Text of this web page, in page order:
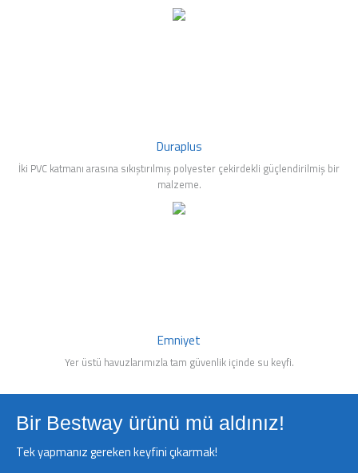
Duraplus
İki PVC katmanı arasına sıkıştırılmış polyester çekirdekli güçlendirilmiş bir
malzeme.
Emniyet
Yer üstü havuzlarımızla tam güvenlik içinde su keyfi.
Bir Bestway ürünü mü aldınız!
Tek yapmanız gereken keyfini çıkarmak!